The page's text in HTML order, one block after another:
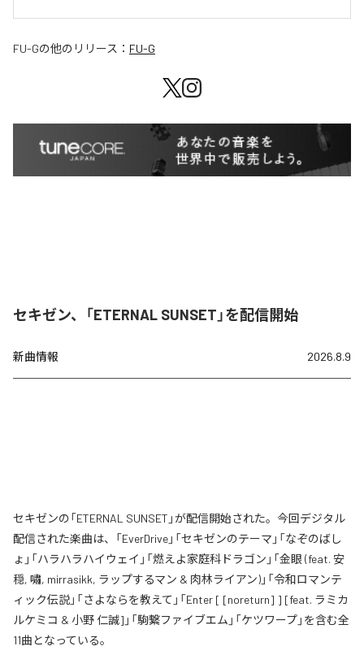
FU-Gの他のリリース： FU-G
セキゼン、「ETERNAL SUNSET」を配信開始
新曲情報 2026.8.9
セキゼンの「ETERNAL SUNSET」が配信開始された。今回デジタル
配信された楽曲は、「EverDrive」「セキゼンのテーマ」「なぞのばし
ょ」「ハラハラハイウェイ」「燃えよ家庭科ドラゴン」「金眼 (feat. 安
穏, 嘯, mirrasikk, ラップするマン & 肉林ライアン)」「令和ロマンテ
ィック伝説」「さよならを教えて」「Enter [ [noreturn] ] [feat. ラミカ
ルケミコ & 小野 仁誠]」「駒繋ファイブエム」「ケツワープ」を含む全
11曲となっている。